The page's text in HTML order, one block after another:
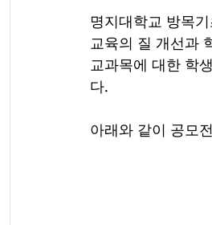
명지대학교 방목
교육의 질 개선과
교과목에 대한 학
다.
아래와 같이 공모